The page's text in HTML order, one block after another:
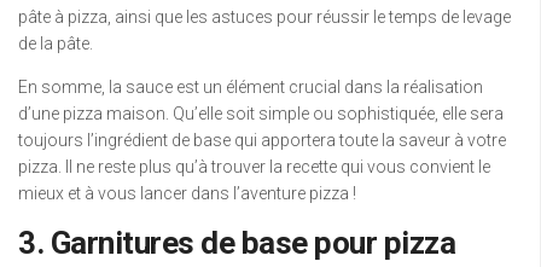
pâte à pizza, ainsi que les astuces pour réussir le temps de levage
de la pâte.
En somme, la sauce est un élément crucial dans la réalisation
d’une pizza maison. Qu’elle soit simple ou sophistiquée, elle sera
toujours l’ingrédient de base qui apportera toute la saveur à votre
pizza. Il ne reste plus qu’à trouver la recette qui vous convient le
mieux et à vous lancer dans l’aventure pizza !
3. Garnitures de base pour pizza